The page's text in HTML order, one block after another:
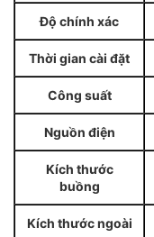
Độ chính xác
Thời gian cài đặt
Công suất
Nguồn điện
Kích thước
buồng
Kích thước ngoài